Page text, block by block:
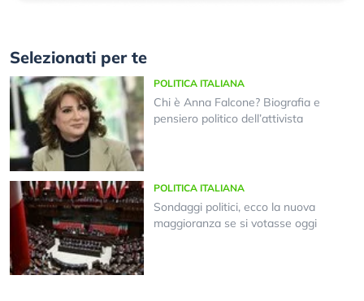
Selezionati per te
POLITICA ITALIANA
Chi è Anna Falcone? Biografia e
pensiero politico dell’attivista
POLITICA ITALIANA
Sondaggi politici, ecco la nuova
maggioranza se si votasse oggi